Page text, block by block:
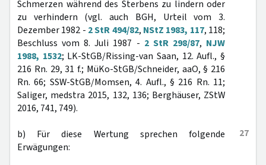
Schmerzen während des Sterbens zu lindern oder
zu verhindern (vgl. auch BGH, Urteil vom 3.
Dezember 1982 - 2 StR 494/82, NStZ 1983, 117, 118;
Beschluss vom 8. Juli 1987 - 2 StR 298/87, NJW
1988, 1532; LK-StGB/Rissing-van Saan, 12. Aufl., §
216 Rn. 29, 31 f.; MüKo-StGB/Schneider, aaO, § 216
Rn. 66; SSW-StGB/Momsen, 4. Aufl., § 216 Rn. 11;
Saliger, medstra 2015, 132, 136; Berghäuser, ZStW
2016, 741, 749).
27
b) Für diese Wertung sprechen folgende
Erwägungen: